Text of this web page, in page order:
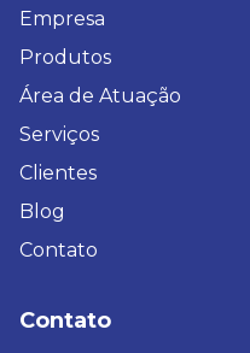
Empresa
Produtos
Área de Atuação
Serviços
Clientes
Blog
Contato
Contato